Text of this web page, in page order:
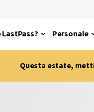
Personale
Questa estate,